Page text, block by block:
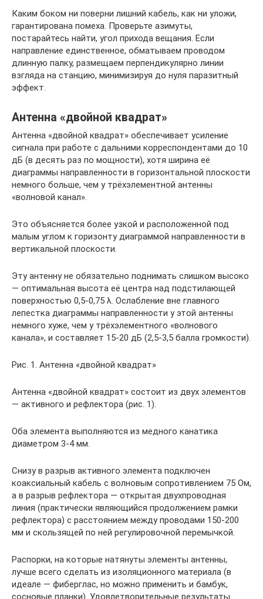
Каким боком ни поверни лишний кабель, как ни уложи,
гарантирована помеха. Проверьте азимуты,
постарайтесь найти, угол прихода вещания. Если
направление единственное, обматываем проводом
длинную палку, размещаем перпендикулярно линии
взгляда на станцию, минимизируя до нуля паразитный
эффект.
Антенна «двойной квадрат»
Антенна «двойной квадрат» обеспечивает усиление
сигнала при работе с дальними корреспондентами до 10
дБ (в десять раз по мощности), хотя ширина её
диаграммы направленности в горизонтальной плоскости
немного больше, чем у трёхэлементной антенны
«волновой канал».
Это объясняется более узкой и расположенной под
малым углом к горизонту диаграммой направленности в
вертикальной плоскости.
Эту антенну не обязательно поднимать слишком высоко
— оптимальная высота её центра над подстилающей
поверхностью 0,5-0,75 λ. Ослабление вне главного
лепестка диаграммы направленности у этой антенны
немного хуже, чем у трёхэлементного «волнового
канала», и составляет 15-20 дБ (2,5-3,5 балла громкости).
Рис. 1. Антенна «двойной квадрат»
Антенна «двойной квадрат» состоит из двух элементов
— активного и рефлектора (рис. 1).
Оба элемента выполняются из медного канатика
диаметром 3-4 мм.
Снизу в разрыв активного элемента подключен
коаксиальный кабель с волновым сопротивлением 75 Ом,
а в разрыв рефлектора — открытая двухпроводная
линия (практически являющийся продолжением рамки
рефлектора) с расстоянием между проводами 150-200
мм и скользящей по ней регулировочной перемычкой.
Распорки, на которые натянуты элементы антенны,
лучше всего сделать из изоляционного материала (в
идеале — фиберглас, но можно применить и бамбук,
сосновые планки). Удовлетворительные результаты